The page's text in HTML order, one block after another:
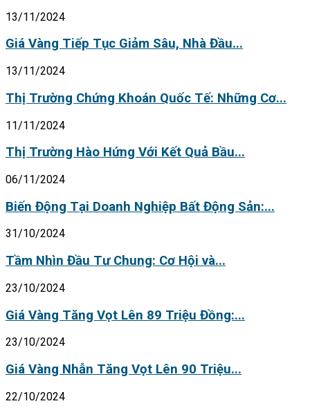
13/11/2024
Giá Vàng Tiếp Tục Giảm Sâu, Nhà Đầu...
13/11/2024
Thị Trường Chứng Khoán Quốc Tế: Những Cơ...
11/11/2024
Thị Trường Hào Hứng Với Kết Quả Bầu...
06/11/2024
Biến Động Tại Doanh Nghiệp Bất Động Sản:...
31/10/2024
Tầm Nhìn Đầu Tư Chung: Cơ Hội và...
23/10/2024
Giá Vàng Tăng Vọt Lên 89 Triệu Đồng:...
23/10/2024
Giá Vàng Nhẫn Tăng Vọt Lên 90 Triệu...
22/10/2024